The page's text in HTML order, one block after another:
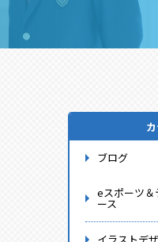
ブログ
eスポーツ＆
ース